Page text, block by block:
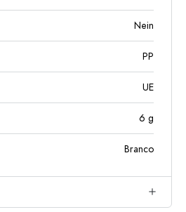
Nein
PP
UE
6 g
Branco